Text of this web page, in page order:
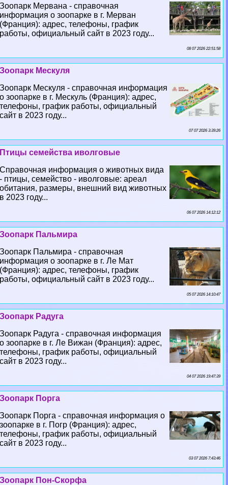
Зоопарк Мервана - справочная
информация о зоопарке в г. Мерван
(Франция): адрес, телефоны, график
работы, официальный сайт в 2023 году...
08 07 2026 22:51:58
Зоопарк Мескуля
Зоопарк Мескуля - справочная информация
о зоопарке в г. Мескуль (Франция): адрес,
телефоны, график работы, официальный
сайт в 2023 году...
07 07 2026 3:39:26
Птицы семейства иволговые
Справочная информация о животных вида
- птицы, семейство - иволговые: ареал
обитания, размеры, внешний вид животных
в 2023 году...
06 07 2026 14:12:12
Зоопарк Пальмира
Зоопарк Пальмира - справочная
информация о зоопарке в г. Ле Мат
(Франция): адрес, телефоны, график
работы, официальный сайт в 2023 году...
05 07 2026 14:10:47
Зоопарк Радуга
Зоопарк Радуга - справочная информация
о зоопарке в г. Ле Вижан (Франция): адрес,
телефоны, график работы, официальный
сайт в 2023 году...
04 07 2026 19:47:39
Зоопарк Порга
Зоопарк Порга - справочная информация о
зоопарке в г. Погр (Франция): адрес,
телефоны, график работы, официальный
сайт в 2023 году...
03 07 2026 7:43:46
Зоопарк Пон-Скорфа